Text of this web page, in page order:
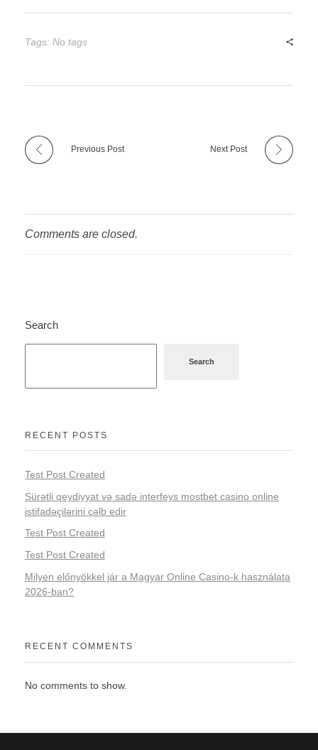
Tags: No tags
Previous Post Next Post
Comments are closed.
Search
Search
RECENT POSTS
Test Post Created
Sürətli qeydiyyat və sadə interfeys mostbet casino online
istifadəçilərini cəlb edir
Test Post Created
Test Post Created
Milyen előnyökkel jár a Magyar Online Casino-k használata
2026-ban?
RECENT COMMENTS
No comments to show.